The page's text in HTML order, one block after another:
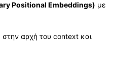
Positional Embeddings) με
αρχή του context και